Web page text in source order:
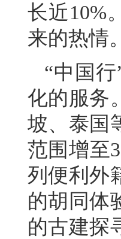
长近10%
来的热情。
“中国
化的服务
坡、泰国
范围增至
列便利外
的胡同体
的古建探